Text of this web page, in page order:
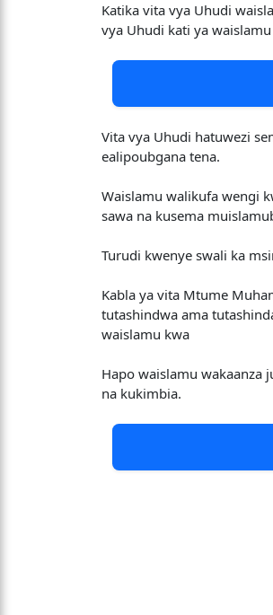
Katika vita vya Uhudi
vya Uhudi kati ya
Vita vya Uhudi hatuwezi
ealipoubgana tena.
Waislamu walikufa wengi
sawa na kusema
Turudi kwenye swali ka
Kabla ya vita Mtume
tutashindwa ama
waislamu kwa
Hapo waislamu wakaanza
na kukimbia.